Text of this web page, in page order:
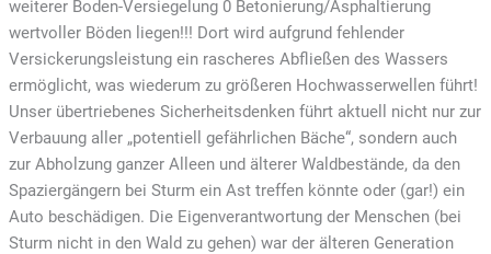
weiterer Boden-Versiegelung 0 Betonierung/Asphaltierung
wertvoller Böden liegen!!! Dort wird aufgrund fehlender
Versickerungsleistung ein rascheres Abfließen des Wassers
ermöglicht, was wiederum zu größeren Hochwasserwellen führt!
Unser übertriebenes Sicherheitsdenken führt aktuell nicht nur zur
Verbauung aller „potentiell gefährlichen Bäche“, sondern auch
zur Abholzung ganzer Alleen und älterer Waldbestände, da den
Spaziergängern bei Sturm ein Ast treffen könnte oder (gar!) ein
Auto beschädigen. Die Eigenverantwortung der Menschen (bei
Sturm nicht in den Wald zu gehen) war der älteren Generation